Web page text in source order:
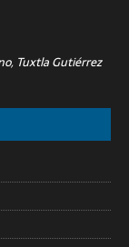
Tuxtla Gutiérrez